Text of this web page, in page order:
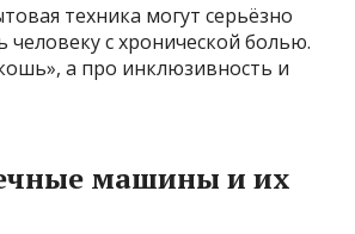
техника могут серьёзно
человеку с хронической болью.
а про инклюзивность и
машины и их